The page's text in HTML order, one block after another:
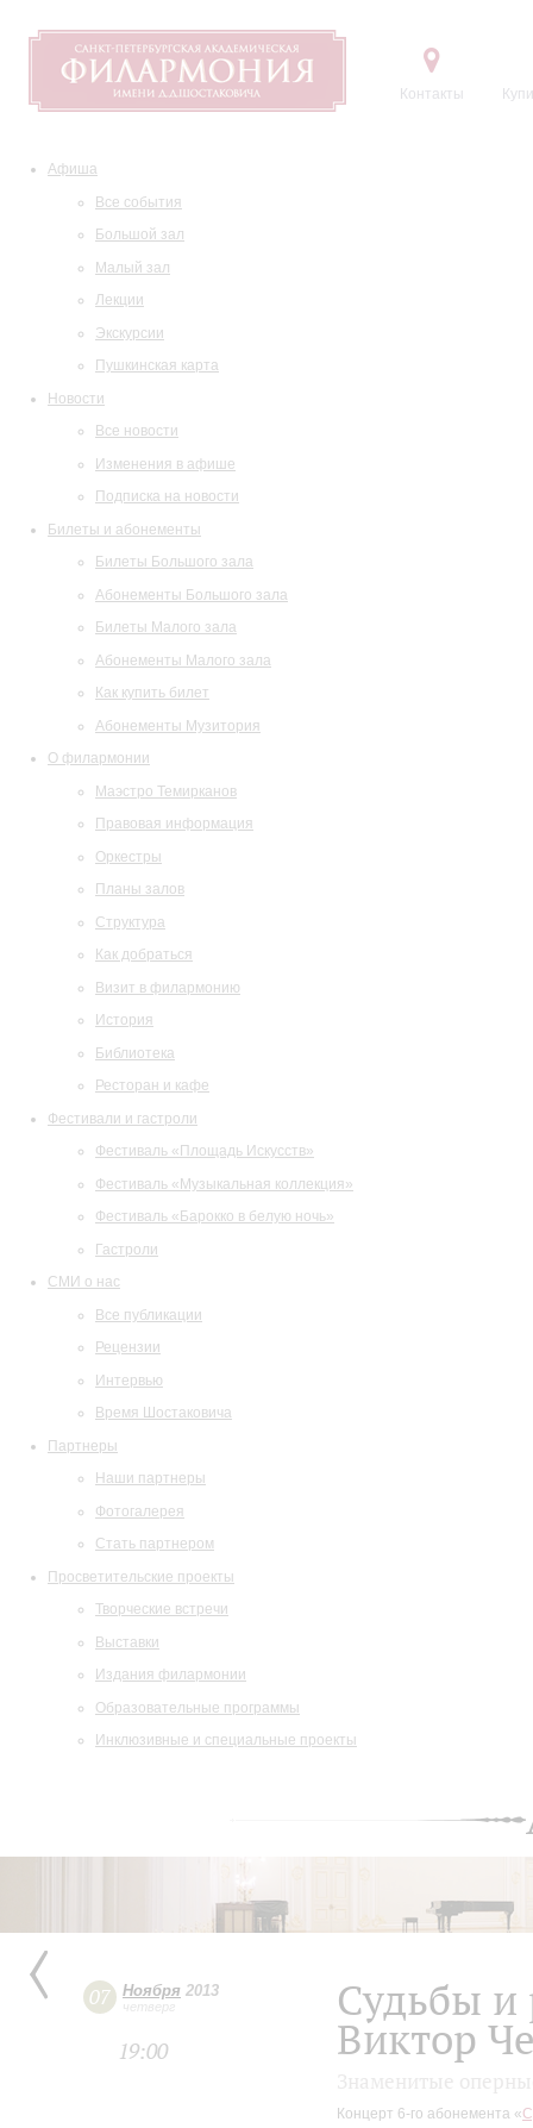
Контакты
Афиша
Все события
Большой зал
Малый зал
Лекции
Экскурсии
Пушкинская карта
Новости
Все новости
Изменения в афише
Подписка на новости
Билеты и абонементы
Билеты Большого зала
Абонементы Большого зала
Билеты Малого зала
Абонементы Малого зала
Как купить билет
Абонементы Музитория
О филармонии
Маэстро Темирканов
Правовая информация
Оркестры
Планы залов
Структура
Как добраться
Визит в филармонию
История
Библиотека
Ресторан и кафе
Фестивали и гастроли
Фестиваль «Площадь Искусств»
Фестиваль «Музыкальная коллекция»
Фестиваль «Барокко в белую ночь»
Гастроли
СМИ о нас
Все публикации
Рецензии
Интервью
Время Шостаковича
Партнеры
Наши партнеры
Фотогалерея
Стать партнером
Просветительские проекты
Творческие встречи
Выставки
Издания филармонии
Образовательные программы
Инклюзивные и специальные проекты
07 Ноября 2013
четверг
19:00
Судьбы и
Виктор
Концерт 6-го абонемента «